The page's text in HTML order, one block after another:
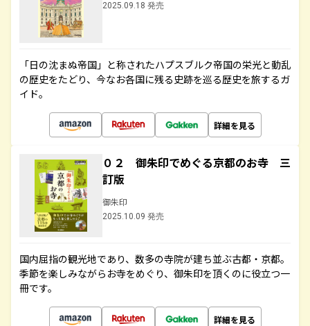
2025.09.18 発売
「日の沈まぬ帝国」と称されたハプスブルク帝国の栄光と動乱
の歴史をたどり、今なお各国に残る史跡を巡る歴史を旅するガ
イド。
詳細を見る
０２ 御朱印でめぐる京都のお寺 三
訂版
御朱印
2025.10.09 発売
国内屈指の観光地であり、数多の寺院が建ち並ぶ古都・京都。
季節を楽しみながらお寺をめぐり、御朱印を頂くのに役立つ一
冊です。
詳細を見る